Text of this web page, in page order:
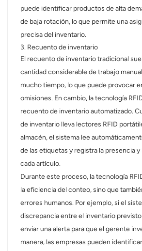
puede identificar productos de alta
de baja rotación, lo que permite una
precisa del inventario.
3. Recuento de inventario
El recuento de inventario tradicional
cantidad considerable de trabajo
mucho tiempo, lo que puede provocar
omisiones. En cambio, la tecnología
recuento de inventario automatizado.
de inventario lleva lectores RFID
almacén, el sistema lee
de las etiquetas y registra la presencia y
cada artículo.
Durante este proceso, la tecnología
la eficiencia del conteo, sino que
errores humanos. Por ejemplo, si el
discrepancia entre el inventario
enviar una alerta para que el gerente
manera, las empresas pueden